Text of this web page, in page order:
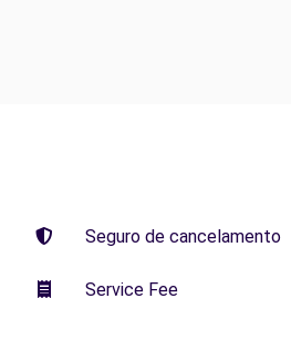
Seguro de cancelamento
Service Fee